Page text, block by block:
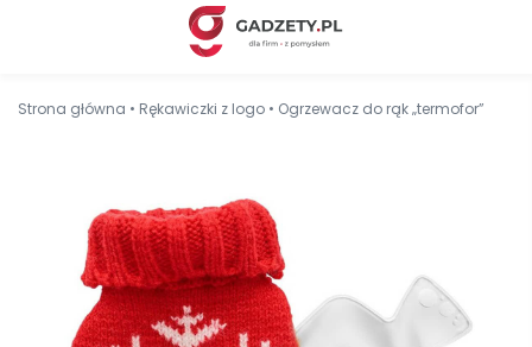
Strona główna • Rękawiczki z logo • Ogrzewacz do rąk „termofor”